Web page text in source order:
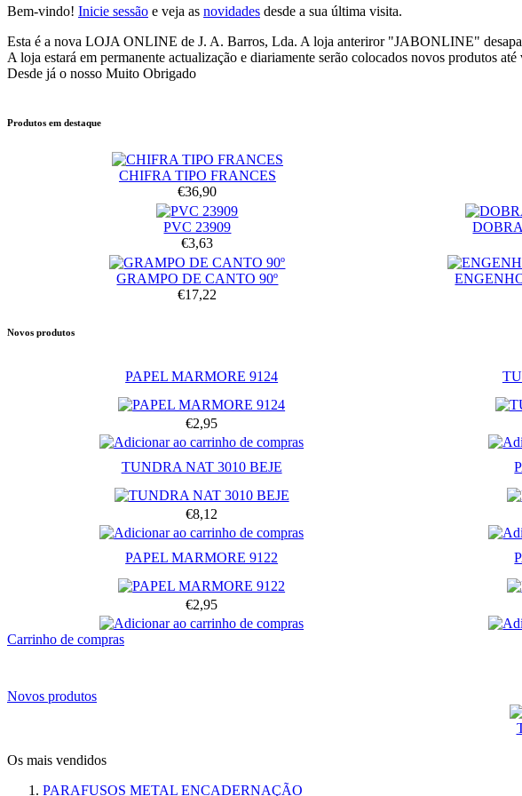
Bem-vindo! Inicie sessão e veja as novidades desde a sua última visita.
Esta é a nova LOJA ONLINE de J. A. Barros, Lda. A loja anteriror "JABONLINE"
A loja estará em permanente actualização e diariamente serão colocados novos produtos
Desde já o nosso Muito Obrigado
Produtos em destaque
CHIFRA TIPO FRANCES
€36,90
PVC 23909
€3,63
GRAMPO DE CANTO 90º
€17,22
Novos produtos
PAPEL MARMORE 9124
€2,95
TUNDRA NAT 3010 BEJE
€8,12
PAPEL MARMORE 9122
€2,95
Carrinho de compras
Novos produtos
Os mais vendidos
PARAFUSOS METAL ENCADERNAÇÃO